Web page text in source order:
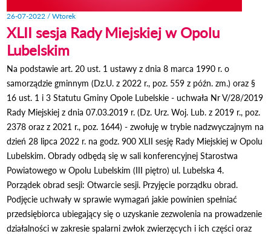
26-07-2022 / Wtorek
XLII sesja Rady Miejskiej w Opolu
Lubelskim
Na podstawie art. 20 ust. 1 ustawy z dnia 8 marca 1990 r. o
samorządzie gminnym (Dz.U. z 2022 r., poz. 559 z późn. zm.) oraz §
16 ust. 1 i 3 Statutu Gminy Opole Lubelskie - uchwała Nr V/28/2019
Rady Miejskiej z dnia 07.03.2019 r. (Dz. Urz. Woj. Lub. z 2019 r., poz.
2378 oraz z 2021 r., poz. 1644) - zwołuję w trybie nadzwyczajnym na
dzień 28 lipca 2022 r. na godz. 900 XLII sesję Rady Miejskiej w Opolu
Lubelskim. Obrady odbędą się w sali konferencyjnej Starostwa
Powiatowego w Opolu Lubelskim (III piętro) ul. Lubelska 4.
Porządek obrad sesji: Otwarcie sesji. Przyjęcie porządku obrad.
Podjęcie uchwały w sprawie wymagań jakie powinien spełniać
przedsiębiorca ubiegający się o uzyskanie zezwolenia na prowadzenie
działalności w zakresie spalarni zwłok zwierzęcych i ich części oraz